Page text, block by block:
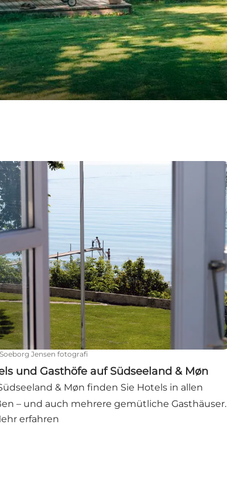
und Gasthöfe auf Südseeland & Møn
Soeborg Jensen fotografi
und Gasthöfe auf Südseeland & Møn
& Møn finden Sie Hotels in allen
– und auch mehrere gemütliche Gasthäuser.
erfahren